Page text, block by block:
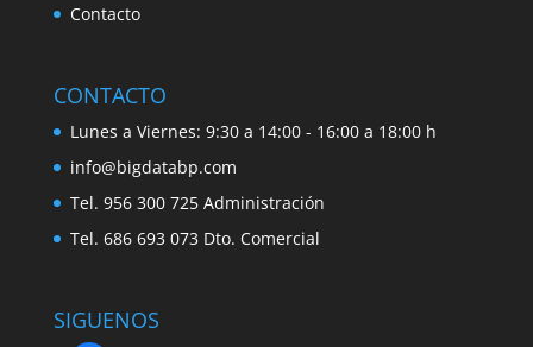
Contacto
CONTACTO
Lunes a Viernes: 9:30 a 14:00 - 16:00 a 18:00 h
info@bigdatabp.com
Tel. 956 300 725 Administración
Tel. 686 693 073 Dto. Comercial
SIGUENOS